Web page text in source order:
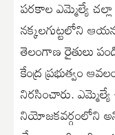
పరకాల ఎమ్మెల్యే
నక్కలగుట్టలోని
తెలంగాణ రైతులు
కేంద్ర ప్రభుత్వం
నిరసించారు.
నియోజకవర్గంలోని